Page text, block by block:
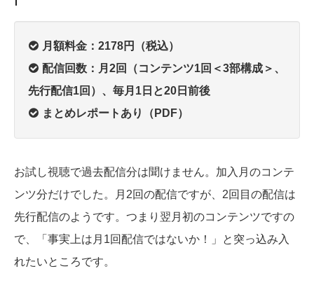
月額料金：2178円（税込）
配信回数：月2回（コンテンツ1回＜3部構成＞、
先行配信1回）、毎月1日と20日前後
まとめレポートあり（PDF）
お試し視聴で過去配信分は聞けません。加入月のコンテ
ンツ分だけでした。月2回の配信ですが、2回目の配信は
先行配信のようです。つまり翌月初のコンテンツですの
で、「事実上は月1回配信ではないか！」と突っ込み入
れたいところです。